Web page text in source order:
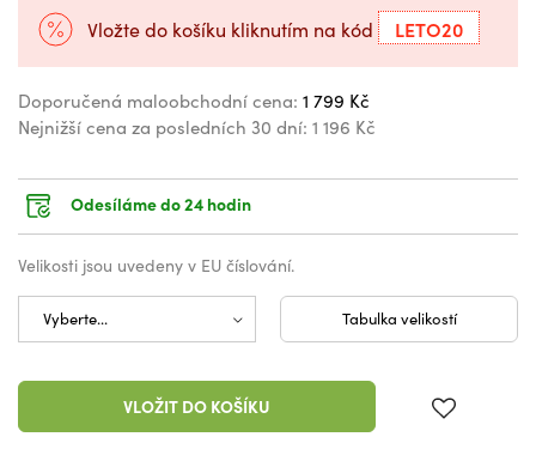
Vložte do košíku kliknutím na kód LETO20
Doporučená maloobchodní cena: 1 799 Kč
Nejnižší cena za posledních 30 dní: 1 196 Kč
Odesíláme do 24 hodin
Velikosti jsou uvedeny v EU číslování.
Tabulka velikostí
VLOŽIT DO KOŠÍKU